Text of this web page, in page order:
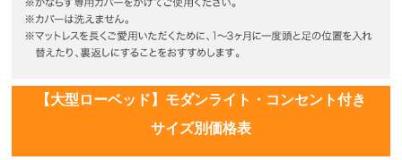
【大型ローベッド】モダンライト・コンセント付き
サイズ別価格表